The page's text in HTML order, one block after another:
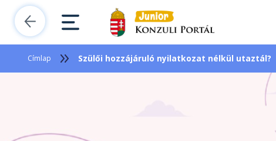
Címlap Szülői hozzájáruló nyilatkozat nélkül utaztál?